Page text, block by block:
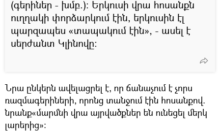
(գերիներ - խմբ.): Երկուսի վրա հոսանքն
ուղղակի փորձարկում էին, երկուսին էլ
պարզապես «տապակում էին», - ասել է
սերժանտ Կլինովը:
Նրա ընկերն ավելացրել է, որ ճանաչում է չորս
ռազմագերիների, որոնց տանջում էին հոսանքով.
նրանք«մարմնի վրա այրվածքներ են ունեցել մերկ
լարերից»։